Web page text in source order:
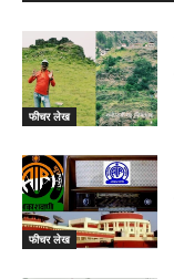
फीचर लेख
फीचर लेख